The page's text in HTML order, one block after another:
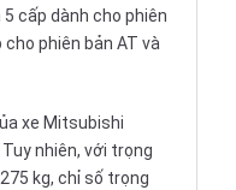
cấp dành cho phiên
phiên bản AT và
xe Mitsubishi
nhiên, với trọng
kg, chỉ số trọng